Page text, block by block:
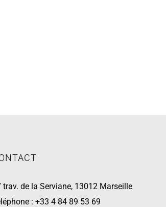
trav. de la Serviane, 13012 Marseille
: +33 4 84 89 53 69